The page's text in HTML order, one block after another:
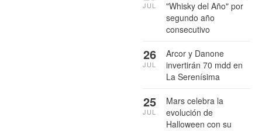
"Whisky del Año" por
segundo año
consecutivo
JUL
Arcor y Danone
invertirán 70 mdd en
La Serenísima
26
JUL
Mars celebra la
evolución de
Halloween con su
25
JUL